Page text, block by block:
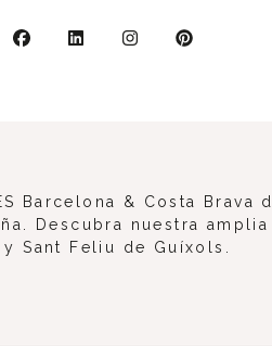
Barcelona & Costa
Descubra nuestra
y Sant Feliu de Guíxols.